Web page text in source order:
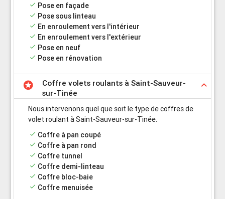
done Pose en façade
done Pose sous linteau
done En enroulement vers l'intérieur
done En enroulement vers l'extérieur
done Pose en neuf
done Pose en rénovation
stars keyboard_arrow_up
Coffre volets roulants à Saint-Sauveur-
sur-Tinée
Nous intervenons quel que soit le type de coffres de
volet roulant à Saint-Sauveur-sur-Tinée.
done Coffre à pan coupé
done Coffre à pan rond
done Coffre tunnel
done Coffre demi-linteau
done Coffre bloc-baie
done Coffre menuisée